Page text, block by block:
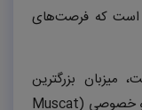
است که فرصت‌های
میزبان بزرگترین
خصوصی (Muscat